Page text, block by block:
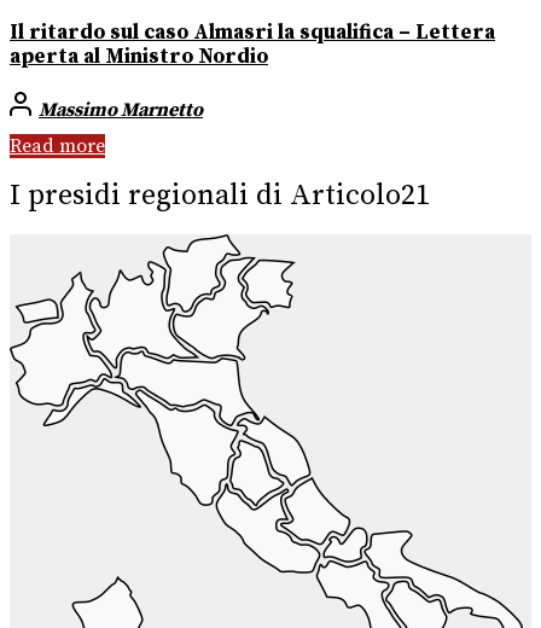
Il ritardo sul caso Almasri la squalifica – Lettera
aperta al Ministro Nordio
Massimo Marnetto
Read more
I presidi regionali di Articolo21